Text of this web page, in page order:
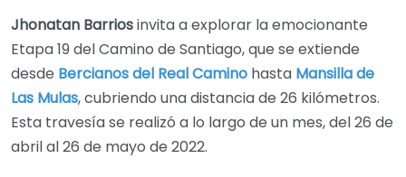
Jhonatan Barriosinvita a explorar la emocionante
Etapa 19 del Camino de Santiago, que se extiende
desde Bercianos del Real Camino hasta Mansilla de
Las Mulas, cubriendo una distancia de 26 kilómetros.
Esta travesía se realizó a lo largo de un mes, del 26 de
abril al 26 de mayo de 2022.